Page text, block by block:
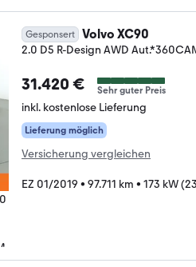
Gesponsert Volvo XC90
2.0 D5 R-Design AWD
31.420 € Sehr guter Preis
inkl. kostenlose Lieferung
Lieferung möglich
Versicherung vergleichen
EZ 01/2019 • 97.711 km • 173 kW